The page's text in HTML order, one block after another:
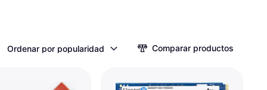
Ordenar por popularidad Comparar productos